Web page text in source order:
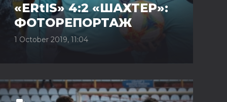
«ERtIS» 4:2 «ШАХТЕР»:
ФОТОРЕПОРТАЖ
1 October 2019, 11:04